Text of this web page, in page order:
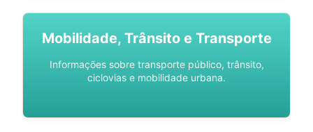
Mobilidade, Trânsito e Transporte
Informações sobre transporte público, trânsito,
ciclovias e mobilidade urbana.